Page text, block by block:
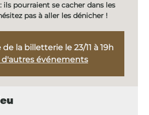
ils pourraient se cacher dans les
pas à aller les dénicher !
la billetterie le 23/11 à 19h
d'autres événements